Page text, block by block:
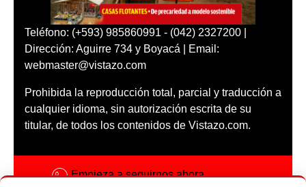
Teléfono: (+593) 985860991 - (042) 2327200 |
Dirección: Aguirre 734 y Boyacá | Email:
webmaster@vistazo.com
Prohibida la reproducción total, parcial y traducción a
cualquier idioma, sin autorización escrita de su
titular, de todos los contenidos de Vistazo.com.
Empieza a seguirnos ahora